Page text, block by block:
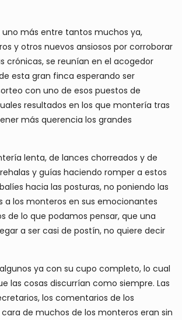
uno más entre tantos muchos ya,
y otros nuevos ansiosos por corroborar
crónicas, se reunían en el acogedor
esta gran finca esperando ser
con uno de esos puestos de
resultados en los que montería tras
más querencia los grandes
lenta, de lances chorreados y de
y guías haciendo romper a estos
hacia las posturas, no poniendo las
a los monteros en sus emocionantes
de lo que podamos pensar, que una
a ser casi de postín, no quiere decir
algunos ya con su cupo completo, lo cual
las cosas discurrían como siempre. Las
los comentarios de los
de muchos de los monteros eran sin